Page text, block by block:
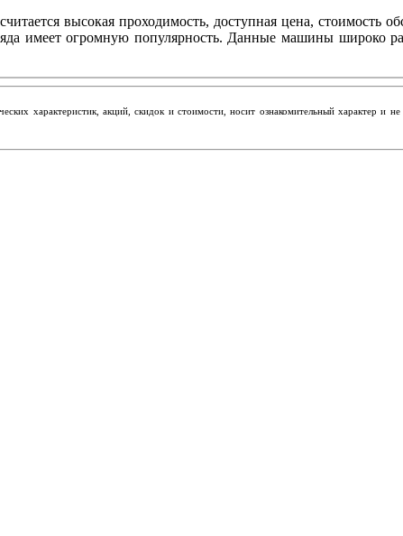
высокая проходимость, доступная цена, стоимость
имеет огромную популярность. Данные машины широко
характеристик, акций, скидок и стоимости, носит ознакомительный характер и